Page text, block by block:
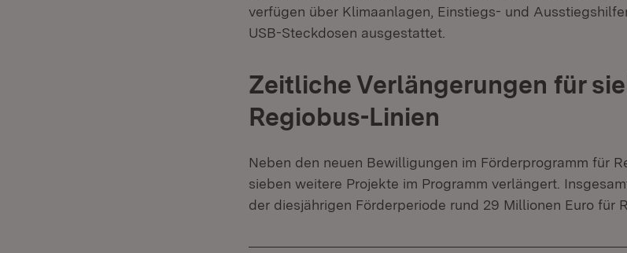
verfügen über Klimaanlagen, Einstiegs- und
USB-Steckdosen ausgestattet.
Zeitliche Verlängerungen für
Regiobus-Linien
Neben den neuen Bewilligungen im Förderprogramm für
sieben weitere Projekte im Programm verlängert.
der diesjährigen Förderperiode rund 29 Millionen Euro für